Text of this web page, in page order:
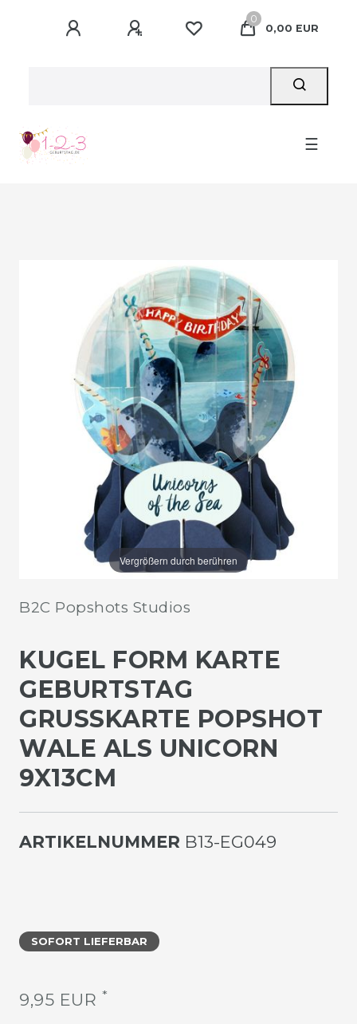
0
0,00 EUR
☰
Vergrößern durch berühren
B2C Popshots Studios
KUGEL FORM KARTE
GEBURTSTAG
GRUSSKARTE POPSHOT W
ALE ALS UNICORN 9
X13CM
ARTIKELNUMMER B13-EG049
SOFORT LIEFERBAR
9,95 EUR *